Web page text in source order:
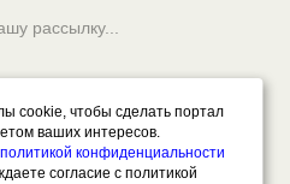
рассылку...
cookie, чтобы сделать портал
ваших интересов.
политикой конфиденциальности
согласие с политикой